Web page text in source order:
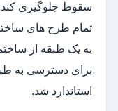
سقوط جلوگیری کند.
تمام طرح های
به یک طبقه از
برای دسترسی به
استاندارد شد.